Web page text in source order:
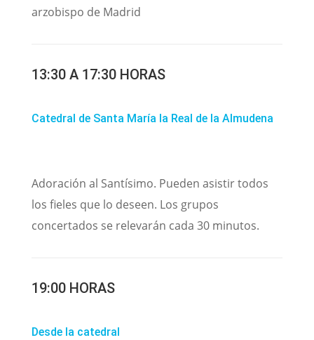
arzobispo de Madrid
13:30 A 17:30 HORAS
Catedral de Santa María la Real de la Almudena
Adoración al Santísimo. Pueden asistir todos
los fieles que lo deseen. Los grupos
concertados se relevarán cada 30 minutos.
19:00 HORAS
Desde la catedral